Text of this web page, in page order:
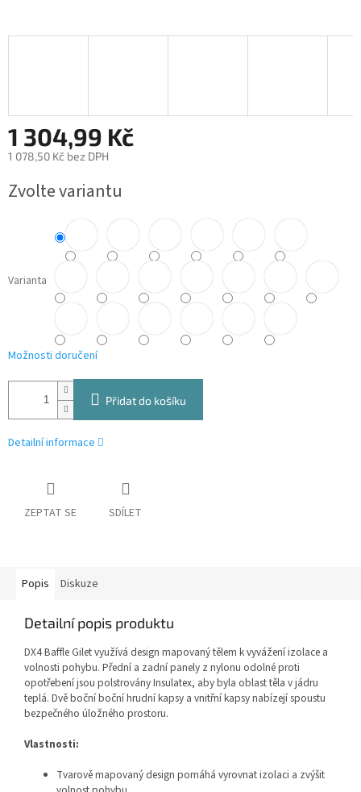
1 304,99 Kč
1 078,50 Kč bez DPH
cena:
Zvolte variantu
Varianta
Možnosti doručení
Přidat do košíku
Detailní informace
ZEPTAT SE SDÍLET
Popis Diskuze
Detailní popis produktu
DX4 Baffle Gilet využívá design mapovaný tělem k vyvážení izolace a
volnosti pohybu. Přední a zadní panely z nylonu odolné proti
opotřebení jsou polstrovány Insulatex, aby byla oblast těla v jádru
teplá. Dvě boční boční hrudní kapsy a vnitřní kapsy nabízejí spoustu
bezpečného úložného prostoru.
Vlastnosti:
Tvarově mapovaný design pomáhá vyrovnat izolaci a zvýšit